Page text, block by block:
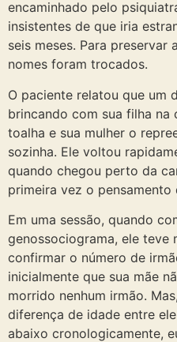
encaminhado pelo
insistentes de que iria
seis meses. Para preservar
nomes foram trocados.
O paciente relatou que um
brincando com sua filha na
toalha e sua mulher o
sozinha. Ele voltou
quando chegou perto da
primeira vez o
Em uma sessão, quando
genossociograma, ele teve
confirmar o número de
inicialmente que sua mãe
morrido nenhum irmão.
diferença de idade entre
abaixo cronologicamente,